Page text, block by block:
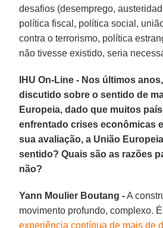
desafios (desemprego,
política fiscal, política social,
contra o terrorismo, política
não tivesse existido, seria
IHU On-Line - Nos últimos
discutido sobre o sentido de
Europeia, dado que muitos
enfrentado crises econômicas
sua avaliação, a União
sentido? Quais são as razões
não?
Yann Moulier Boutang -A
movimento profundo, complexo.
experiência contínua de mais de